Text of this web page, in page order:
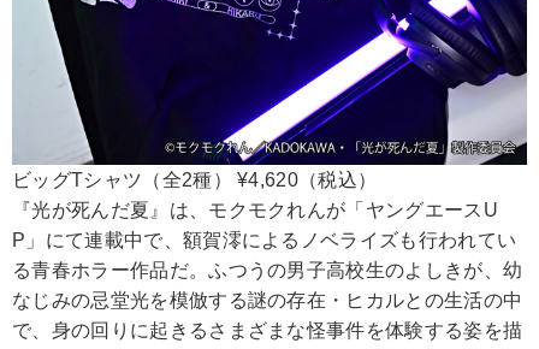
ビッグTシャツ（全2種） ¥4,620（税込）
『光が死んだ夏』は、モクモクれんが「ヤングエースU
P」にて連載中で、額賀澪によるノベライズも行われてい
る青春ホラー作品だ。ふつうの男子高校生のよしきが、幼
なじみの忌堂光を模倣する謎の存在・ヒカルとの生活の中
で、身の回りに起きるさまざまな怪事件を体験する姿を描